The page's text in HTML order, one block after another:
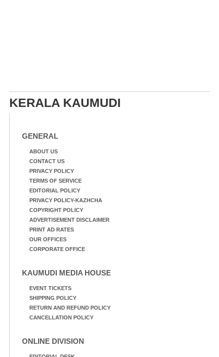
KERALA KAUMUDI
GENERAL
ABOUT US
CONTACT US
PRIVACY POLICY
TERMS OF SERVICE
EDITORIAL POLICY
PRIVACY POLICY-KAZHCHA
COPYRIGHT POLICY
ADVERTISEMENT DISCLAIMER
PRINT AD RATES
OUR OFFICES
CORPORATE OFFICE
KAUMUDI MEDIA HOUSE
EVENT TICKETS
SHIPPING POLICY
RETURN AND REFUND POLICY
CANCELLATION POLICY
ONLINE DIVISION